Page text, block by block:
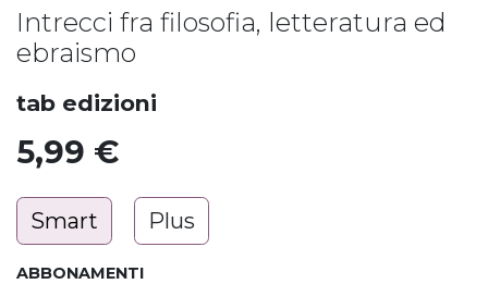
Intrecci fra filosofia, letteratura ed
ebraismo
tab edizioni
5,99 €
Smart Plus
ABBONAMENTI